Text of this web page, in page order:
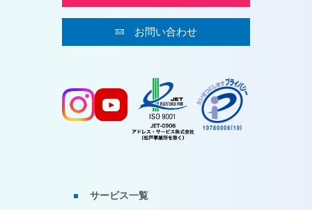
お問い合わせ
サービス一覧